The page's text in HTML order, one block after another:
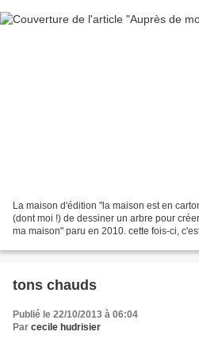
La maison d'édition "la maison est en
(dont moi !) de dessiner un arbre pour
ma maison" paru en 2010. cette fois-ci,
tons chauds
Publié le 22/10/2013 à 06:04
Par cecile hudrisier